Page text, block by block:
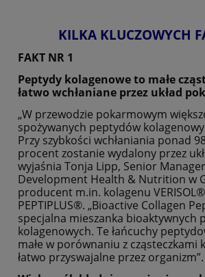
KILKA KLUCZOWYCH
FAKT NR 1
Peptydy kolagenowe to małe
łatwo wchłaniane przez układ
„W przewodzie pokarmowym
spożywanych peptydów
Przy szybkości wchłaniania ponad
procent zostanie wydalony przez
wyjaśnia Tonja Lipp, Senior
Development Health & Nutrition w
producent m.in. kolagenu
PEPTIPLUS®. „Bioactive Collagen
specjalna mieszanka bioaktywnych
kolagenowych. Te łańcuchy
małe w porównaniu z cząsteczkami
łatwo przyswajalne przez organizm”.